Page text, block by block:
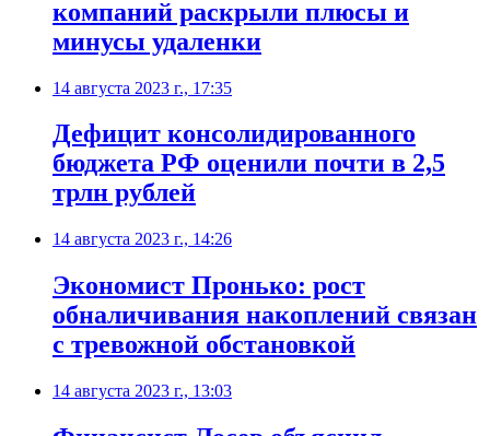
компаний раскрыли плюсы и
минусы удаленки
14 августа 2023 г., 17:35
Дефицит консолидированного
бюджета РФ оценили почти в 2,5
трлн рублей
14 августа 2023 г., 14:26
Экономист Пронько: рост
обналичивания накоплений связан
с тревожной обстановкой
14 августа 2023 г., 13:03